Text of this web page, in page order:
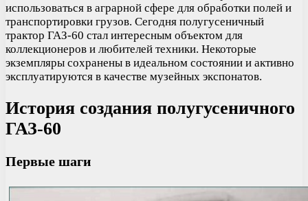
использоваться в аграрной сфере для обработки полей и
транспортировки грузов. Сегодня полугусеничный
трактор ГАЗ-60 стал интересным объектом для
коллекционеров и любителей техники. Некоторые
экземпляры сохранены в идеальном состоянии и активно
эксплуатируются в качестве музейных экспонатов.
История создания полугусеничного
ГАЗ-60
Первые шаги